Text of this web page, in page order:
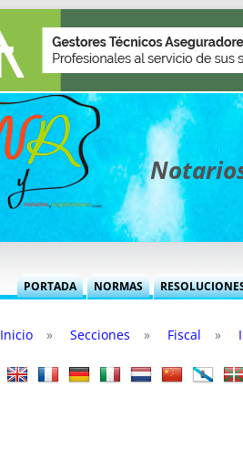
PORTADA NORMAS
INFORMES MENSUALES
TITULARES DESDE 2002
VOCES
Inicio » Secciones » Fiscal »